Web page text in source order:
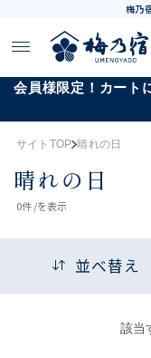
梅乃
会員様限定！カート
サイトTOP 晴れの日
晴れの日
0件 /を表示
並べ替え
該当